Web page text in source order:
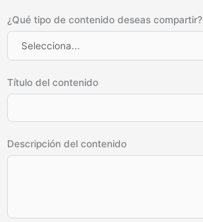
¿Qué tipo de contenido deseas compartir?
Título del contenido
Descripción del contenido